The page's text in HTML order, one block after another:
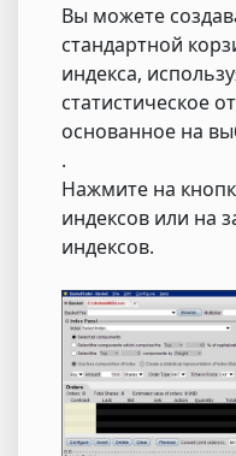
Вы можете
стандартной
индекса,
статистическое
основанное на
.
Нажмите на
индексов или на
индексов.